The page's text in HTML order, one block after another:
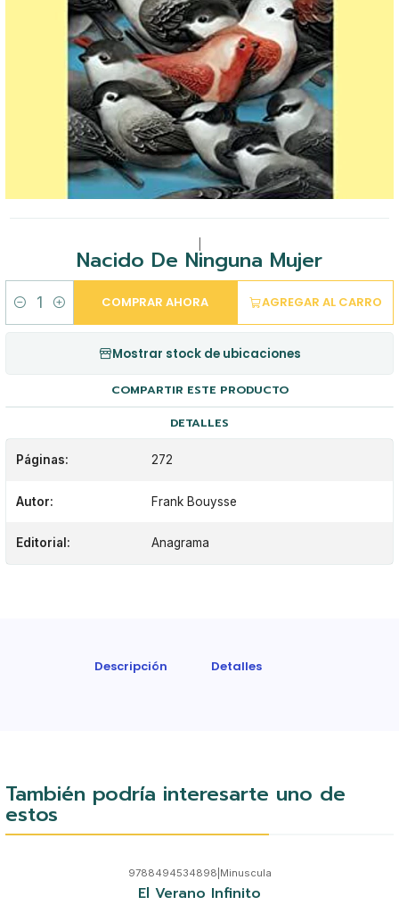
Nacido De Ninguna Mujer
Cantidad
AGREGAR AL CARRO
COMPRAR AHORA
Mostrar stock de ubicaciones
COMPARTIR ESTE PRODUCTO
DETALLES
Páginas: 272
Autor: Frank Bouysse
Editorial: Anagrama
Descripción Detalles
También podría interesarte uno de
estos
9788494534898 Minuscula
El Verano Infinito